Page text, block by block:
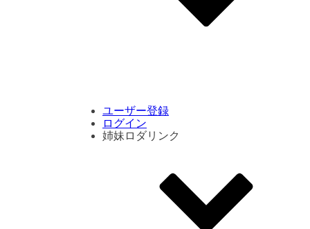
ユーザー登録
ログイン
姉妹ロダリンク